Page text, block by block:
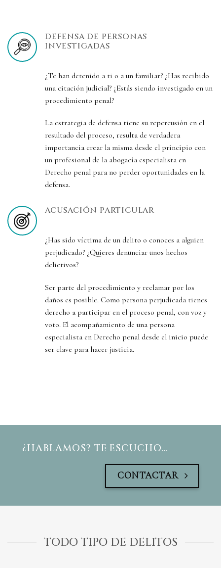
DEFENSA DE PERSONAS
INVESTIGADAS
¿Te han detenido a ti o a un familiar? ¿Has recibido
una citación judicial? ¿Estás siendo investigado en un
procedimiento penal?
La estrategia de defensa tiene su repercusión en el
resultado del proceso, resulta de verdadera
importancia crear la misma desde el principio con
un profesional de la abogacía especialista en
Derecho penal para no perder oportunidades en la
defensa.
ACUSACIÓN PARTICULAR
¿Has sido víctima de un delito o conoces a alguien
perjudicado? ¿Quieres denunciar unos hechos
delictivos?
Ser parte del procedimiento y reclamar por los
daños es posible. Como persona perjudicada tienes
derecho a participar en el proceso penal, con voz y
voto. El acompañamiento de una persona
especialista en Derecho penal desde el inicio puede
ser clave para hacer justicia.
¿HABLAMOS? TE ESCUCHO…
CONTACTAR
TODO TIPO DE DELITOS